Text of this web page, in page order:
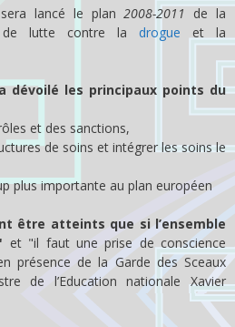
sera lancé le plan2008-2011
de la
de lutte contre la drogue et la
dévoilé les principaux points du
et des sanctions,
de soins et intégrer les soins le
plus importante au plan européen
être atteints que si l’ensemble
et "il faut une prise de conscience
présence de la Garde des Sceaux
de l’Education nationaleXavier